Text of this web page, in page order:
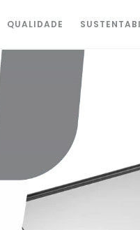
QUALIDADE